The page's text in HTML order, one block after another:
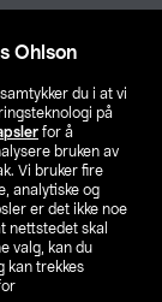
Ohlson
samtykker du i at vi
på
for å
bruken av
Vi bruker fire
analytiske og
er det ikke noe
nettstedet skal
valg, kan du
kan trekkes